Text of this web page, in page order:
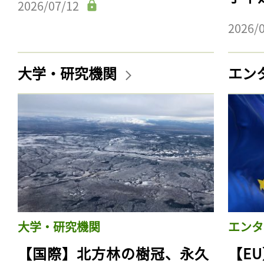
2026/07/12
2026/
大学・研究機関
大学・研究機関
【国際】北方林の樹冠、永久
エン
エン
【